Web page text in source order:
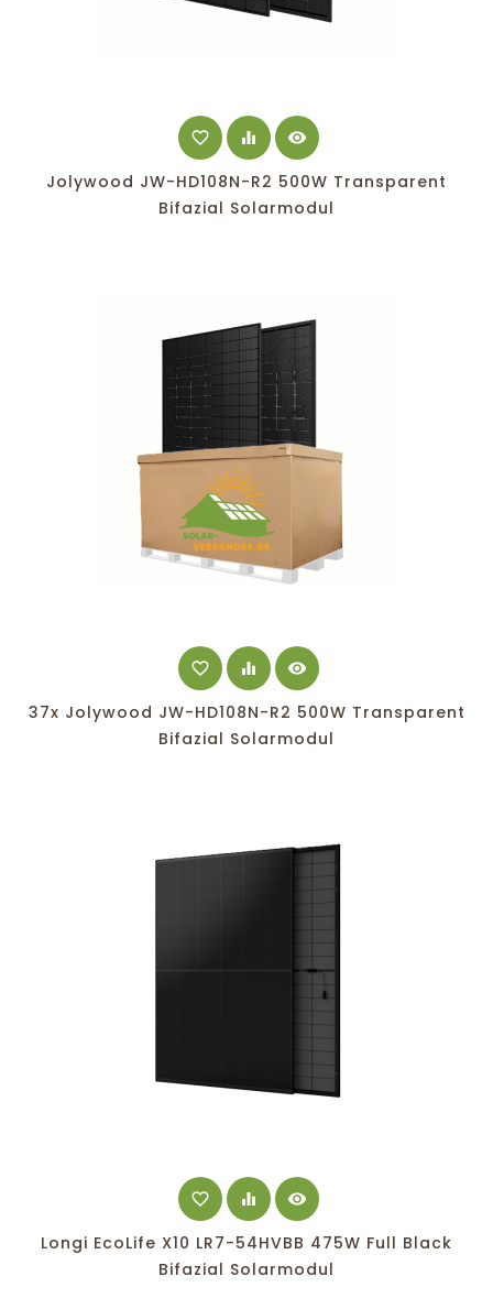
favorite_border equalizer visibility
Jolywood JW-HD108N-R2 500W Transparent
Bifazial Solarmodul
favorite_border equalizer visibility
37x Jolywood JW-HD108N-R2 500W Transparent
Bifazial Solarmodul
favorite_border equalizer visibility
Longi EcoLife X10 LR7-54HVBB 475W Full Black
Bifazial Solarmodul